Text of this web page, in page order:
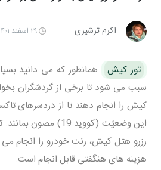
اکرم ترشیزی ۲۹ اسفند ۱۴۰۱ | ۱۱:۵۶
تور کیش
همانطور که می دانید
سبب می شود تا برخی از گردشگران
کیش را انجام دهند تا از دردسرهای
این وضعیّت (کووید 19)
رزرو هتل کیش، رنت خودرو را انجام می
هزینه های هنگفتی قابل انجام است.